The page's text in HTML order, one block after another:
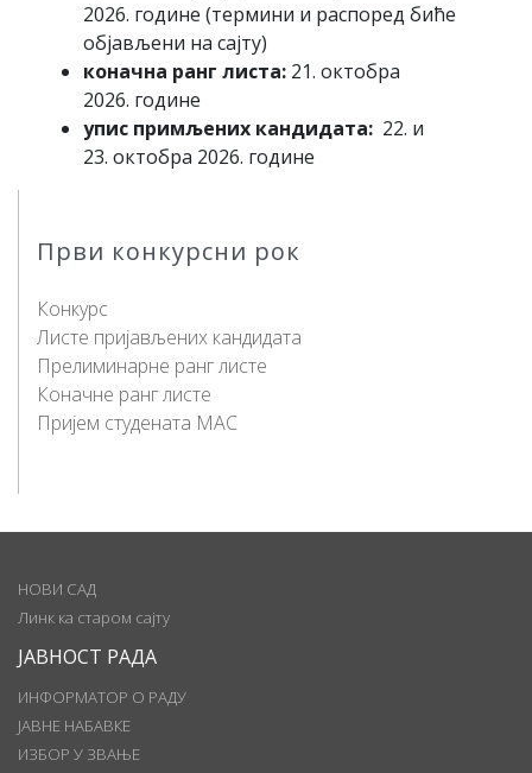
Први конкурсни рок
Конкурс
Листе пријављених кандидата
Прелиминарне ранг листе
Коначне ранг листе
Пријем студената МАС
2026. године (термини и распоред биће
објављени на сајту)
коначна ранг листа: 21. октобра
2026. године
упис примљених кандидата: 22. и
23. октобра 2026. године
НОВИ САД
Линк ка старом сајту
ЈАВНОСТ РАДА
ИНФОРМАТОР О РАДУ
ЈАВНЕ НАБАВКЕ
ИЗБОР У ЗВАЊЕ